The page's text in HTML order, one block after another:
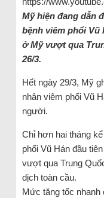
Mỹ hiện đang dẫn
bệnh viêm phổi Vũ
ở Mỹ vượt qua
26/3.
Hết ngày 29/3, Mỹ
nhân viêm phổi Vũ
người.
Chỉ hơn hai tháng
phổi Vũ Hán đầu
vượt qua Trung
dịch toàn cầu.
Mức tăng tốc nhanh